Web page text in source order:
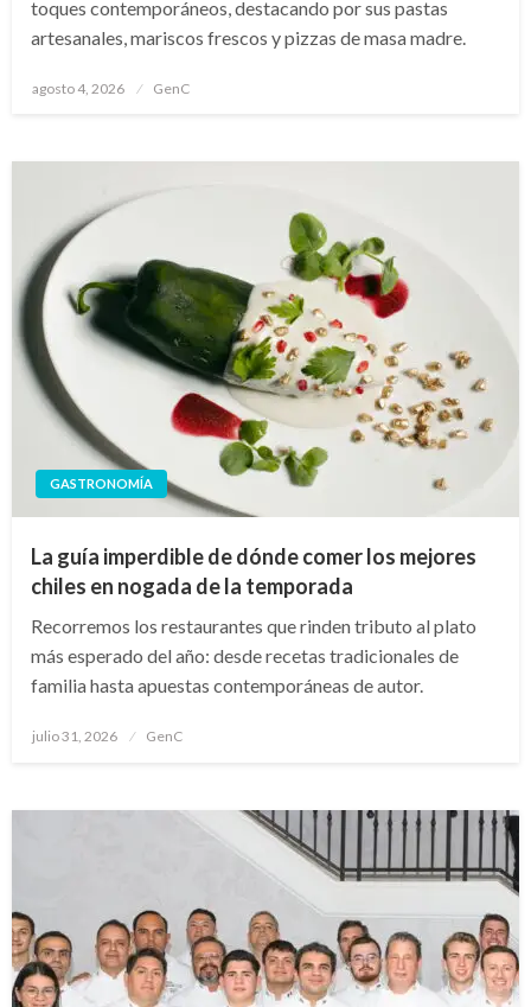
toques contemporáneos, destacando por sus pastas
artesanales, mariscos frescos y pizzas de masa madre.
Publicado
agosto 4, 2026 GenC
GASTRONOMÍA
La guía imperdible de dónde comer los mejores
chiles en nogada de la temporada
Recorremos los restaurantes que rinden tributo al plato
más esperado del año: desde recetas tradicionales de
familia hasta apuestas contemporáneas de autor.
Publicado
julio 31, 2026 GenC